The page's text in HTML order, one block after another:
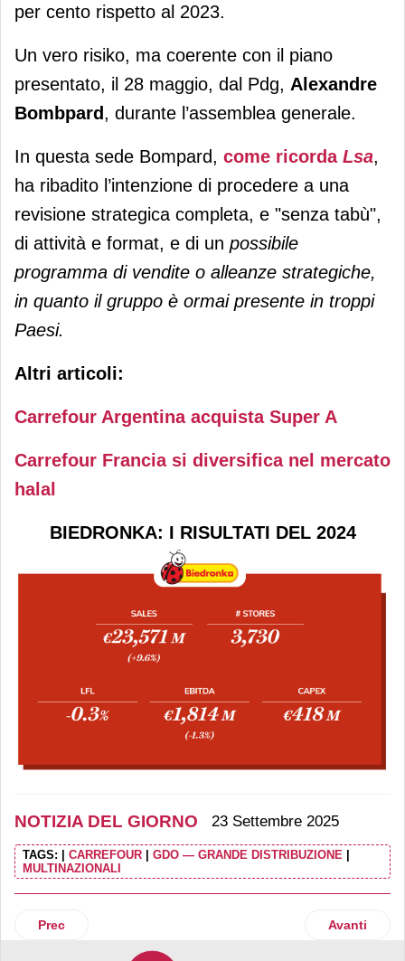
per cento rispetto al 2023.
Un vero risiko, ma coerente con il piano
presentato, il 28 maggio, dal Pdg, Alexandre
Bombpard, durante l’assemblea generale.
In questa sede Bompard, come ricorda Lsa,
ha ribadito l’intenzione di procedere a una
revisione strategica completa, e "senza tabù",
di attività e format, e di un possibile
programma di vendite o alleanze strategiche,
in quanto il gruppo è ormai presente in troppi
Paesi.
Altri articoli:
Carrefour Argentina acquista Super A
Carrefour Francia si diversifica nel mercato
halal
BIEDRONKA: I RISULTATI DEL 2024
NOTIZIA DEL GIORNO 23 Settembre 2025
TAGS: CARREFOUR GDO — GRANDE DISTRIBUZIONE
MULTINAZIONALI
Articolo precedente: Rinascente passa di mano per 250
Prec Articolo
Avanti